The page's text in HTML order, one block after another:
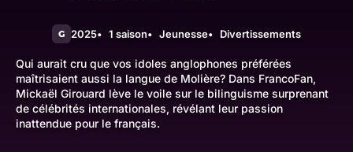
G 2025 1 saison Jeunesse Divertissements
Qui aurait cru que vos idoles anglophones préférées
maîtrisaient aussi la langue de Molière? Dans FrancoFan,
Mickaël Girouard lève le voile sur le bilinguisme surprenant
de célébrités internationales, révélant leur passion
inattendue pour le français.